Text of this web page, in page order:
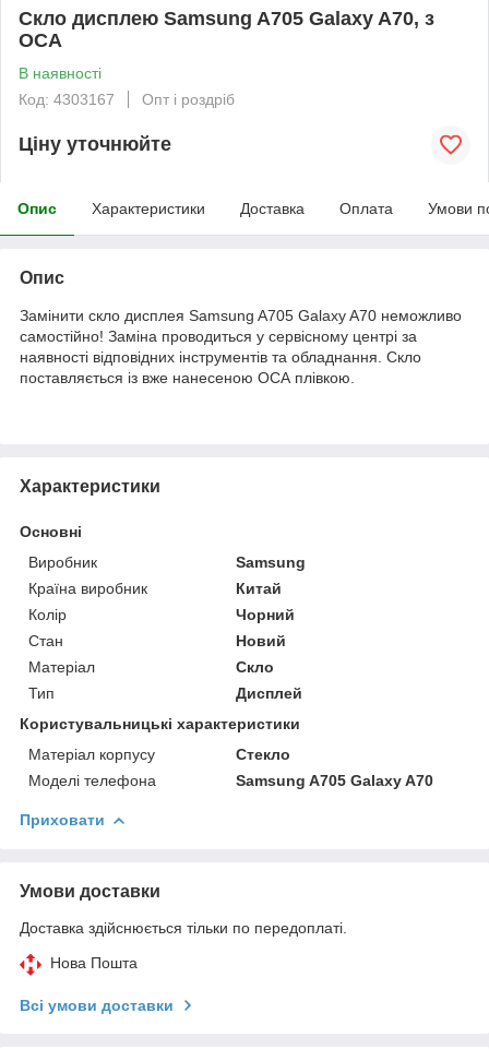
Скло дисплею Samsung A705 Galaxy A70, з
ОСА
В наявності
Код: 4303167
Опт і роздріб
Ціну уточнюйте
Опис Характеристики Доставка Оплата Умови
Опис
Замінити скло дисплея Samsung A705 Galaxy A70 неможливо
самостійно! Заміна проводиться у сервісному центрі за
наявності відповідних інструментів та обладнання. Скло
поставляється із вже нанесеною ОСА плівкою.
Характеристики
Основні
Виробник
Samsung
Країна виробник
Китай
Колір
Чорний
Стан
Новий
Матеріал
Скло
Тип
Дисплей
Користувальницькі характеристики
Матеріал корпусу
Стекло
Моделі телефона
Samsung A705 Galaxy A70
Приховати
Умови доставки
Доставка здійснюється тільки по передоплаті.
Нова Пошта
Всі умови доставки